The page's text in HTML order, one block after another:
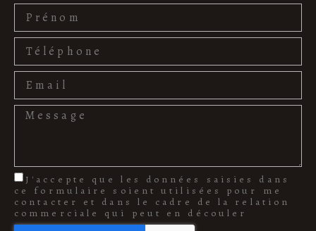
J'accepte que les données saisies dans
ce formulaire soient utilisées pour me
contacter et dans le cadre de la relation
commerciale qui peut en découler